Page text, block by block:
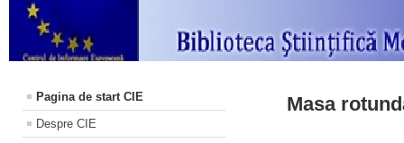
Pagina de start CIE
Despre CIE
Masa